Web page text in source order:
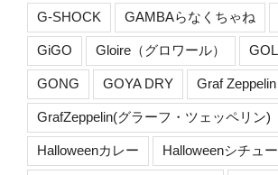
G-SHOCK GAMBAらなくちゃね
GiGO Gloire（グロワール）
GONG GOYA DRY Graf Zeppelin
GrafZeppelin(グラーフ・ツェッペリン)
Halloweenカレー Halloweenシチュー